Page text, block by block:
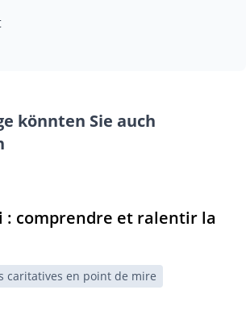
könnten Sie auch
: comprendre et ralentir la
caritatives en point de mire